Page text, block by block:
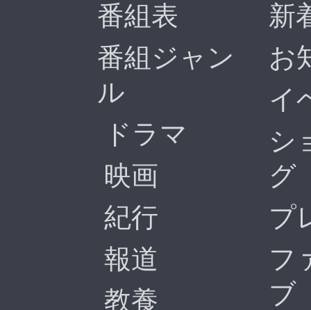
番組表
番組ジャン
ル
ドラマ
映画
紀行
報道
教養
新
お
イ
シ
グ
プ
フ
ブ